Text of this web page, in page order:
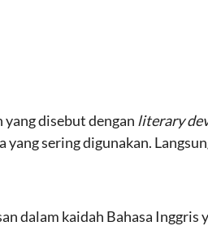
disebut dengan literary
yang sering digunakan.
dalam kaidah Bahasa